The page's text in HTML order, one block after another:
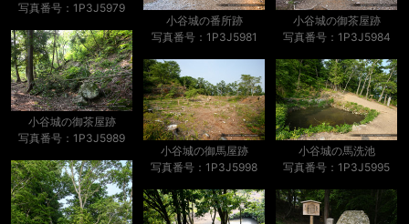
写真番号：1P3J5979
小谷城の番所跡
写真番号：1P3J5981
小谷城の御茶屋跡
写真番号：1P3J5984
小谷城の御茶屋跡
写真番号：1P3J5989
小谷城の御馬屋跡
写真番号：1P3J5998
小谷城の馬洗池
写真番号：1P3J5995